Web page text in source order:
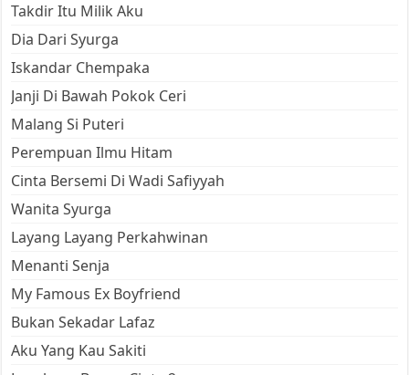
Takdir Itu Milik Aku
Dia Dari Syurga
Iskandar Chempaka
Janji Di Bawah Pokok Ceri
Malang Si Puteri
Perempuan Ilmu Hitam
Cinta Bersemi Di Wadi Safiyyah
Wanita Syurga
Layang Layang Perkahwinan
Menanti Senja
My Famous Ex Boyfriend
Bukan Sekadar Lafaz
Aku Yang Kau Sakiti